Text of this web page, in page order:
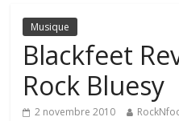
Musique
Blackfeet
Rock Bluesy
2 novembre 2010